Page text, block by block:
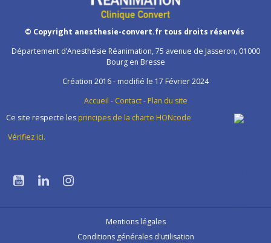
© Copyright anesthesie-convert.fr tous droits réservés
Département d’Anesthésie Réanimation, 75 avenue de Jasseron, 01000
Bourg en Bresse
Création 2016 - modifié le 17 Février 2024
Accueil - Contact- Plan du site
Ce site respecte les principes de la charte HONcode
Vérifiez ici.
Mentions légales
Conditions générales d'utilisation